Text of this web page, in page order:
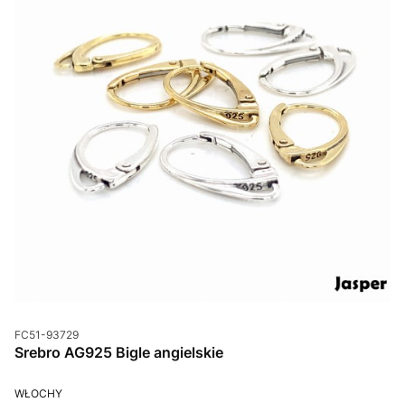
Kod produktu
FC51-93729
Srebro AG925 Bigle angielskie
PRODUCENT
WŁOCHY